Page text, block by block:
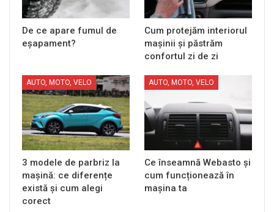
De ce apare fumul de
eșapament?
Cum protejăm interiorul
mașinii și păstrăm
confortul zi de zi
AUTO, MOTO, VELO
3 modele de parbriz la
mașină: ce diferențe
există și cum alegi
corect
AUTO, MOTO, VELO
Ce înseamnă Webasto și
cum funcționează în
mașina ta